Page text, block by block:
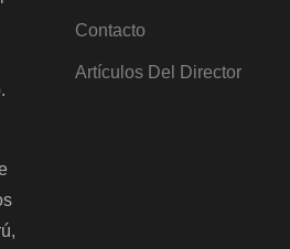
Contacto
Artículos Del Director